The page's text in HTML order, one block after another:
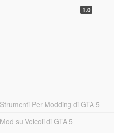
1.0
Strumenti Per Modding di GTA 5
Mod su Veicoli di GTA 5